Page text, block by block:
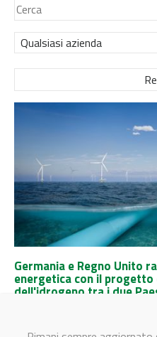
Qualsiasi azienda
Germania e Regno Unito
energetica con il
dell'idrogeno tra i due
Un progetto congiunto di
l'economia dell'idrogeno,